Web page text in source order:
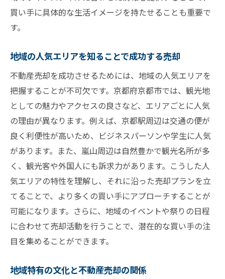
買い手に具体的な生活イメージを持たせることも重要で
す。
地域の人気エリアを知ることで成功する売却
不動産売却を成功させるためには、地域の人気エリアを
把握することが不可欠です。京都府京都市では、観光地
としての魅力やアクセスの良さなど、エリアごとに人気
の理由が異なります。例えば、京都駅周辺は交通の便が
良く利便性が高いため、ビジネスパーソンや学生に人気
があります。また、嵐山周辺は自然豊かで観光名所が多
く、観光客や外国人にも訴求力があります。こうした人
気エリアの特性を理解し、それに沿った売却プランを立
てることで、より多くの買い手にアプローチすることが
可能になります。さらに、地域のイベントや祭りの日程
に合わせて売却活動を行うことで、潜在的な買い手の注
目を集めることができます。
地域特有の文化と不動産売却の関係